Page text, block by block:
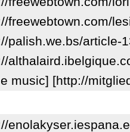
freewebtown.com/
palish.we.bs/article-
music] [http://